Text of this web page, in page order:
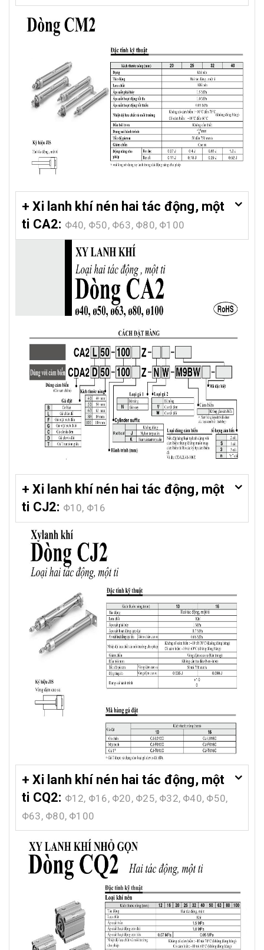
+ Xi lanh khí nén hai tác động, một
ti CA2: Φ40, Φ50, Φ63, Φ80, Φ100
+ Xi lanh khí nén hai tác động, một
ti CJ2: Φ10, Φ16
+ Xi lanh khí nén hai tác động, một
ti CQ2: Φ12, Φ16, Φ20, Φ25, Φ32, Φ40, Φ50,
Φ63, Φ80, Φ100